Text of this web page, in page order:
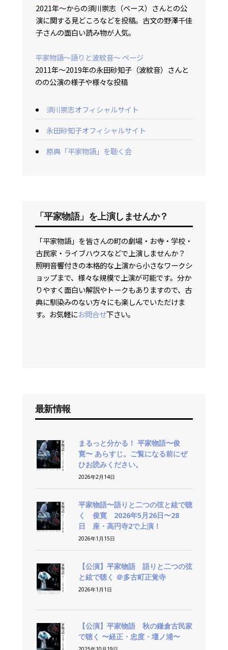
2021年〜からの須川崇志（ベース）さんとの公
演に関する見どころなどを投稿。古文の野澤千佳
子さんの面白い読み物が人気。
平家物語〜語りと波紋音〜 ページ
2011年〜2019年の永田砂知子（波紋音）さんと
のの公演の様子や様々な投稿
須川崇志オフィシャルサイト
永田砂知子オフィシャルサイト
原典「平家物語」を聴く会
「平家物語」を上演しませんか？
「平家物語」を皆さんの町の劇場・お寺・学校・
古民家・ライブハウスなどで上演しませんか？
照明音響付きの本格的な上演から小さなワークシ
ョップまで、様々な規模で上演が可能です。分か
りやすく面白い解説やトークもありますので、古
典に馴染みのない方々にも楽しんでいただけま
す。お気軽にお問合せ下さい。
最新情報
まるっと分かる！ 平家物語〜俊
寛〜 あらすじ。ご覧になる前にぜ
ひお読みください。
2026年2月14日
平家物語〜語りと二つの弦と絃で聴
く 俊寛 2026年5月26日〜28
日 座・高円寺2で上演！
2026年1月15日
【公演】平家物語 語りと二つの弦
と絃で聴く ＠多古町正覚寺
2026年1月1日
【公演】平家物語 秋の鎌倉古民家
で聴く 〜経正・忠度・壇ノ浦〜